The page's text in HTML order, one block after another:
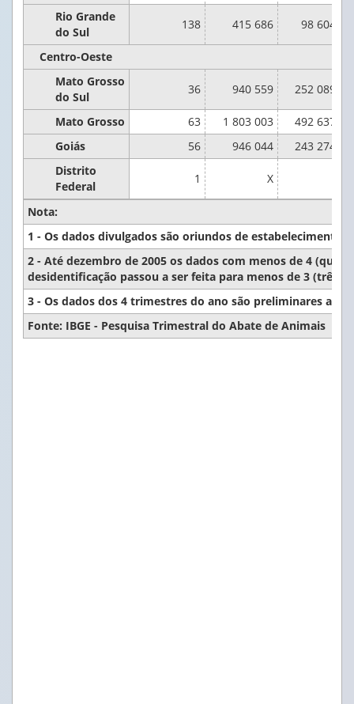
Rio Grande
do Sul
138 415 686 98 604
Centro-Oeste
Mato Grosso
do Sul
36 940 559 252 089
Mato Grosso 63 1 803 003
492 637
Goiás
56 946 044
243 274
Distrito
Federal
1 X
Nota:
1 - Os dados divulgados são oriundos de
2 - Até dezembro de 2005 os dados com menos de 4
desidentificação passou a ser feita para menos de 3 (três)
3 - Os dados dos 4 trimestres do ano são preliminares até
Fonte: IBGE - Pesquisa Trimestral do Abate de Animais